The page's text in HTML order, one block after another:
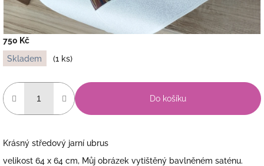
750 Kč
Měrná
cena:
Skladem (1 ks)
Do košíku
Krásný středový jarní ubrus
velikost 64 x 64 cm, Můj obrázek vytištěný bavlněném saténu.